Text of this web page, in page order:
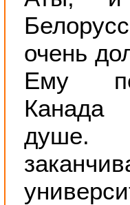
очень
Ему
душе.